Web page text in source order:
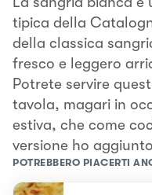
tipica della
della classica
fresco e leggero
Potrete servire
tavola, magari in
estiva, che come
versione ho
POTREBBERO PIACERTI